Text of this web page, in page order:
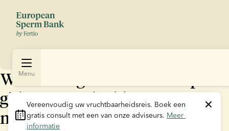
Menu
Vereenvoudig uw vruchtbaarheidsreis. Boek een
gratis consult met een van onze adviseurs. Meer
informatie
Wederkerige IVF: een complete
gids voor gedeeld
moederschap